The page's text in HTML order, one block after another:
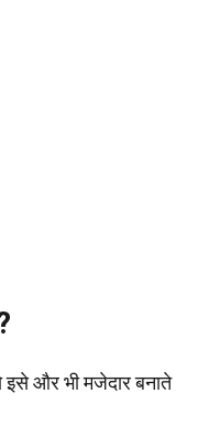
और भी मजेदार बनाते